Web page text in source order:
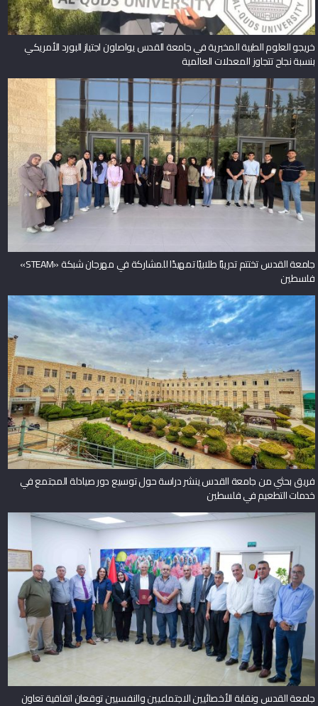
خريجو العلوم الطبية المخبرية في جامعة القدس يواصلون اجتياز البورد الأمريكي
بنسبة نجاح تتجاوز المعدلات العالمية
جامعة القدس تختتم تدريبًا طلابيًا تمهيدًا للمشاركة في مهرجان شبكة «STEAM»
فلسطين
فريق بحثي من جامعة القدس ينشر دراسة حول توسيع دور صيادلة المجتمع في
خدمات التطعيم في فلسطين
جامعة القدس ونقابة الأخصائيين الاجتماعيين والنفسيين توقعان اتفاقية تعاون